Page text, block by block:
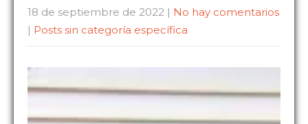
18 de septiembre de 2022 | No hay comentarios
| Posts sin categoría específica